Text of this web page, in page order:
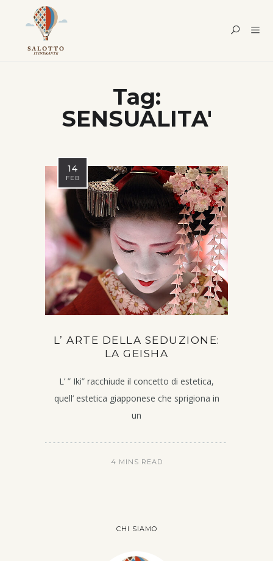
Tag:
SENSUALITA'
14
FEB
L’ ARTE DELLA SEDUZIONE:
LA GEISHA
L’ ” Iki” racchiude il concetto di estetica,
quell’ estetica giapponese che sprigiona in
un
4 MINS READ
CHI SIAMO